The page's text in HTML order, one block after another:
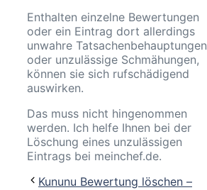
Enthalten einzelne Bewertungen
oder ein Eintrag dort allerdings
unwahre Tatsachenbehauptungen
oder unzulässige Schmähungen,
können sie sich rufschädigend
auswirken.
Das muss nicht hingenommen
werden. Ich helfe Ihnen bei der
Löschung eines unzulässigen
Eintrags bei meinchef.de.
Kununu Bewertung löschen –